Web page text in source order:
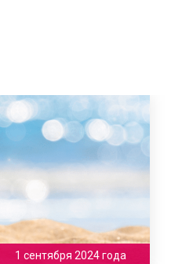
1 сентября 2024 года